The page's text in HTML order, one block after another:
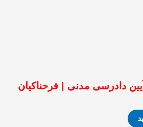
دادرسی مدنی | فرحناکیان